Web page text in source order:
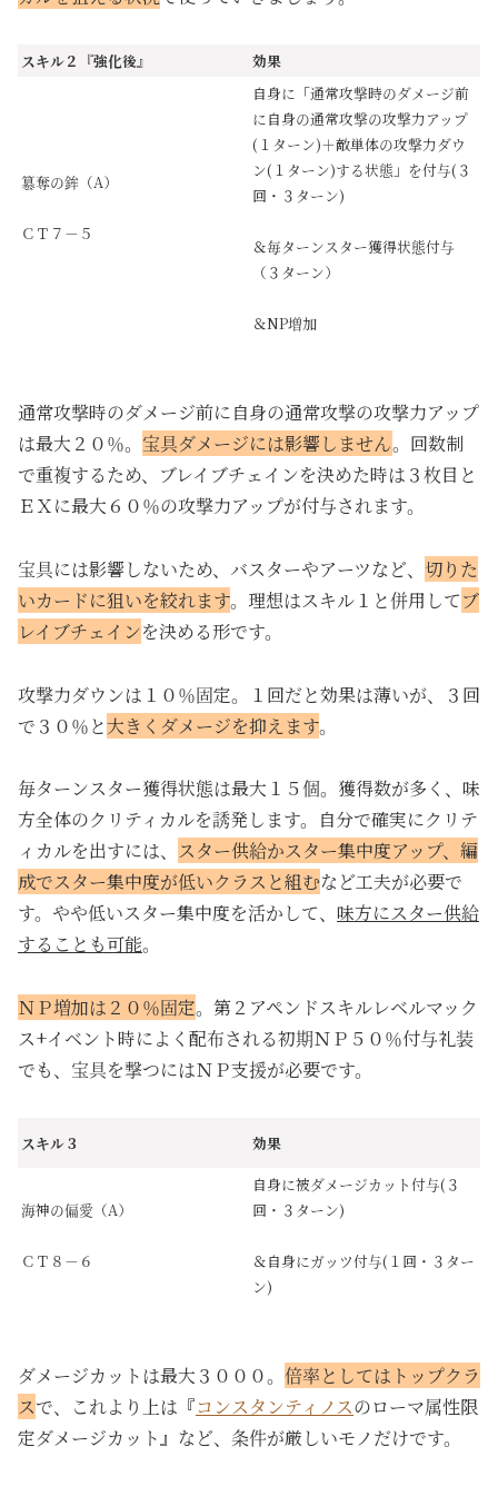
スキル２『強化後』 効果
簒奪の鉾（A）
ＣＴ７－５
自身に「通常攻撃時のダメージ前
に自身の通常攻撃の攻撃力アップ
(１ターン)＋敵単体の攻撃力ダウ
ン(１ターン)する状態」を付与(３
回・３ターン)
＆毎ターンスター獲得状態付与
（３ターン）
＆NP増加
通常攻撃時のダメージ前に自身の通常攻撃の攻撃力アップ
は最大２０％。 宝具ダメージには影響しません。回数制
で重複するため、ブレイブチェインを決めた時は３枚目と
ＥＸに最大６０％の攻撃力アップが付与されます。
宝具には影響しないため、バスターやアーツなど、 切りた
いカードに狙いを絞れます。理想はスキル１と併用してブ
レイブチェインを決める形です。
攻撃力ダウンは１０％固定。１回だと効果は薄いが、３回
で３０％と大きくダメージを抑えます。
毎ターンスター獲得状態は最大１５個。獲得数が多く、味
方全体のクリティカルを誘発します。自分で確実にクリテ
ィカルを出すには、 スター供給かスター集中度アップ、編
成でスター集中度が低いクラスと組むなど工夫が必要で
す。やや低いスター集中度を活かして、 味方にスター供給
することも可能。
ＮＰ増加は２０％固定。第２アペンドスキルレベルマック
ス+イベント時によく配布される初期ＮＰ５０％付与礼装
でも、宝具を撃つにはＮＰ支援が必要です。
スキル３ 効果
海神の偏愛（A）
ＣＴ８－６
自身に被ダメージカット付与(３
回・３ターン)
＆自身にガッツ付与(１回・３ター
ン)
ダメージカットは最大３０００。 倍率としてはトップクラ
スで、これより上は『コンスタンティノスのローマ属性限
定ダメージカット』など、条件が厳しいモノだけです。